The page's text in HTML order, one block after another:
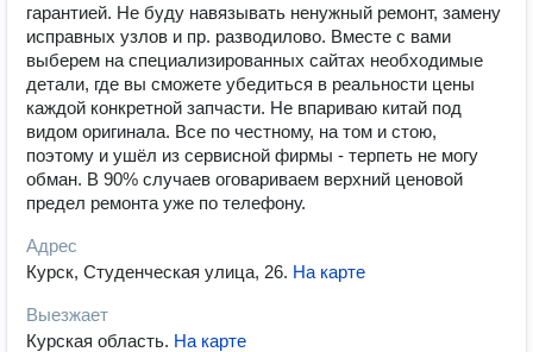
гарантией. Не буду навязывать ненужный ремонт, замену
исправных узлов и пр. разводилово. Вместе с вами
выберем на специализированных сайтах необходимые
детали, где вы сможете убедиться в реальности цены
каждой конкретной запчасти. Не впариваю китай под
видом оригинала. Все по честному, на том и стою,
поэтому и ушёл из сервисной фирмы - терпеть не могу
обман. В 90% случаев оговариваем верхний ценовой
предел ремонта уже по телефону.
Адрес
Курск, Студенческая улица, 26. На карте
Выезжает
Курская область. На карте